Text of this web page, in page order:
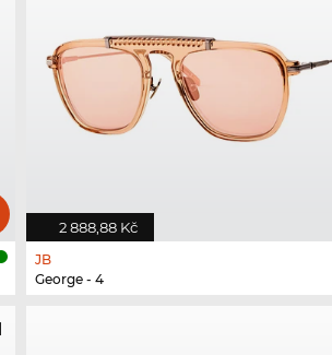
2 888,88 Kč
JB
George - 4